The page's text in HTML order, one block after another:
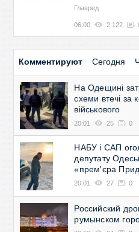
Главред
06:00 2 122
Комментируют Сегодня
На Одещині
схеми втечі за
військового
20:01 25 0
НАБУ і САП
депутату
«прем'єра
20:01 27 0
Российский
румынском